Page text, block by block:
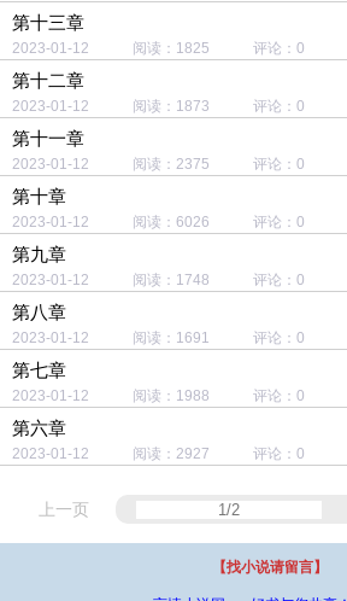
第十三章
2023-01-12 阅读：1825 评论：0
第十二章
2023-01-12 阅读：1873 评论：0
第十一章
2023-01-12 阅读：2375 评论：0
第十章
2023-01-12 阅读：6026 评论：0
第九章
2023-01-12 阅读：1748 评论：0
第八章
2023-01-12 阅读：1691 评论：0
第七章
2023-01-12 阅读：1988 评论：0
第六章
2023-01-12 阅读：2927 评论：0
上一页
【找小说请留言】